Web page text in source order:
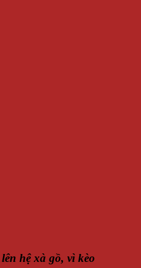
hệ xà gồ, vì kèo